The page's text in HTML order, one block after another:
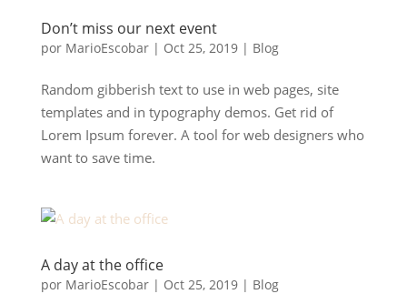
Don’t miss our next event
por MarioEscobar| Oct 25, 2019| Blog
Random gibberish text to use in web pages, site
templates and in typography demos. Get rid of
Lorem Ipsum forever. A tool for web designers who
want to save time.
A day at the office
por MarioEscobar| Oct 25, 2019| Blog